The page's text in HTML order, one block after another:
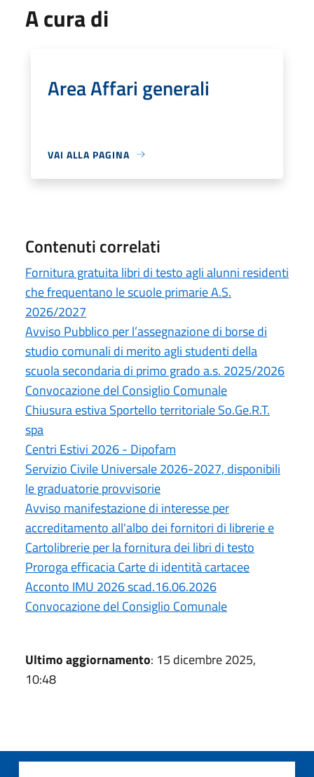
A cura di
Area Affari generali
VAI ALLA PAGINA
Contenuti correlati
Fornitura gratuita libri di testo agli alunni residenti
che frequentano le scuole primarie A.S.
2026/2027
Avviso Pubblico per l’assegnazione di borse di
studio comunali di merito agli studenti della
scuola secondaria di primo grado a.s. 2025/2026
Convocazione del Consiglio Comunale
Chiusura estiva Sportello territoriale So.Ge.R.T.
spa
Centri Estivi 2026 - Dipofam
Servizio Civile Universale 2026-2027, disponibili
le graduatorie provvisorie
Avviso manifestazione di interesse per
accreditamento all'albo dei fornitori di librerie e
Cartolibrerie per la fornitura dei libri di testo
Proroga efficacia Carte di identità cartacee
Acconto IMU 2026 scad.16.06.2026
Convocazione del Consiglio Comunale
Ultimo aggiornamento: 15 dicembre 2025,
10:48